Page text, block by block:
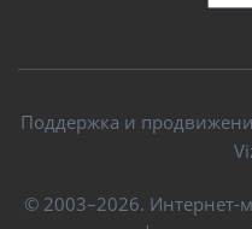
Поддержка и
© 2003–2026. Интернет-